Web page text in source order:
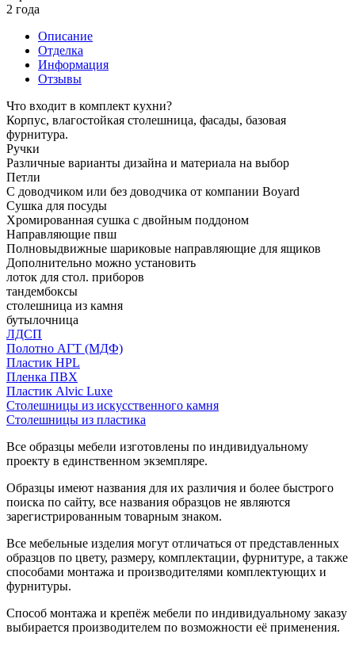
2 года
Описание
Отделка
Информация
Отзывы
Что входит в комплект кухни?
Корпус, влагостойкая столешница, фасады, базовая
фурнитура.
Ручки
Различные варианты дизайна и материала на выбор
Петли
С доводчиком или без доводчика от компании Boyard
Сушка для посуды
Хромированная сушка с двойным поддоном
Направляющие пвш
Полновыдвижные шариковые направляющие для ящиков
Дополнительно можно установить
лоток для стол. приборов
тандембоксы
столешница из камня
бутылочница
ЛДСП
Полотно АГТ (МДФ)
Пластик HPL
Пленка ПВХ
Пластик Alvic Luxe
Столешницы из искусственного камня
Столешницы из пластика
Все образцы мебели изготовлены по индивидуальному
проекту в единственном экземпляре.
Образцы имеют названия для их различия и более быстрого
поиска по сайту, все названия образцов не являются
зарегистрированным товарным знаком.
Все мебельные изделия могут отличаться от представленных
образцов по цвету, размеру, комплектации, фурнитуре, а также
способами монтажа и производителями комплектующих и
фурнитуры.
Способ монтажа и крепёж мебели по индивидуальному заказу
выбирается производителем по возможности её применения.